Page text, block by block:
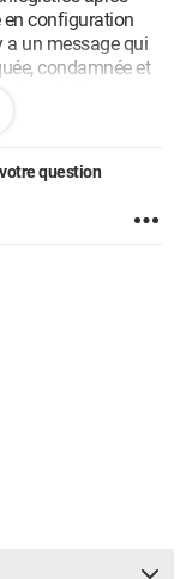
en configuration
a un message qui
condamnée et
!
par avance
question